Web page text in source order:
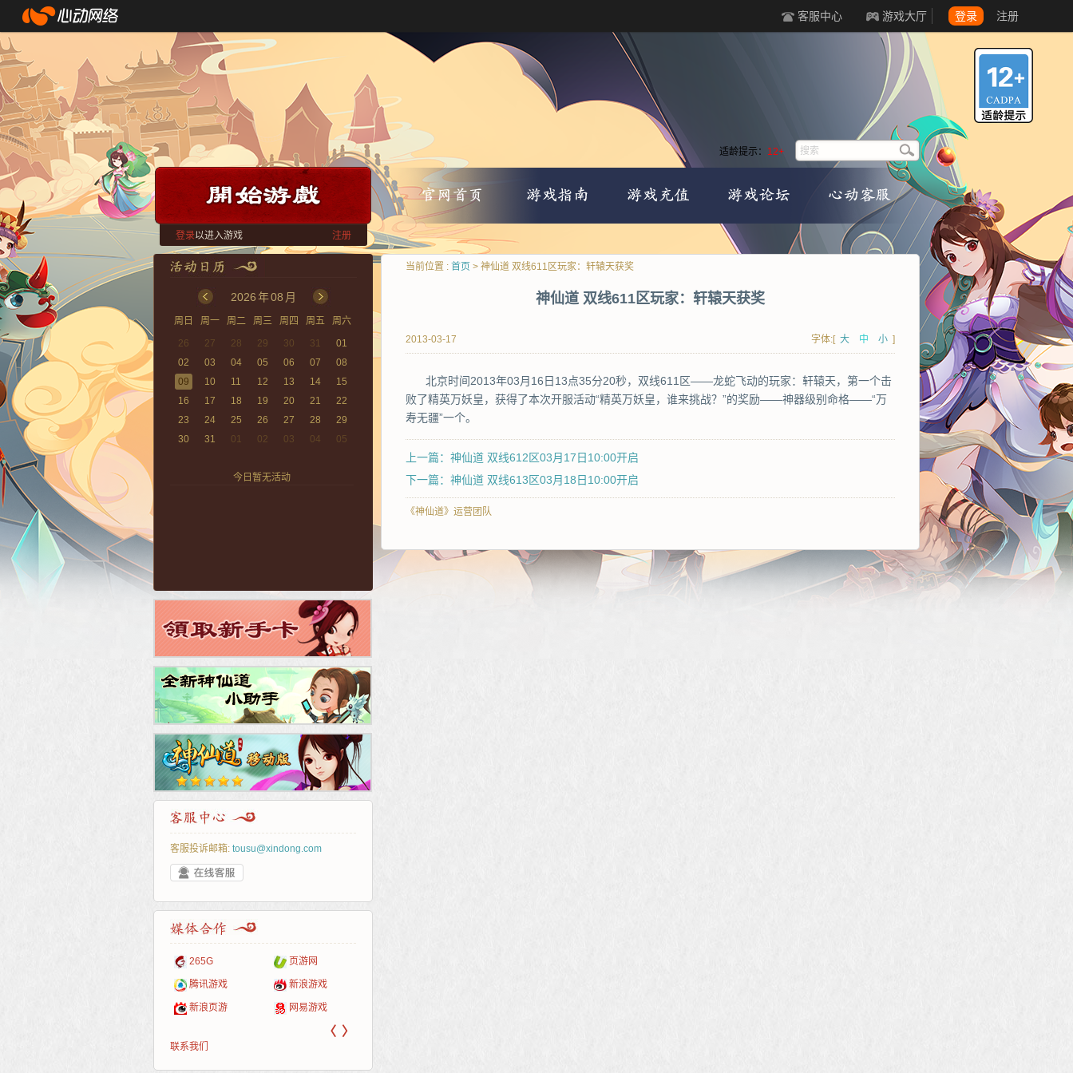
客服中心 游戏大厅 登录 注册
登录以进入游戏 注册
适龄提示： 12+
2026年08 月
周日 周一 周二 周三 周四 周五
周六
26
27 28 29 30 31
01
02
03 04 05 06 07
08
09
10 11 12 13 14
15
16
17 18 19 20 21
22
23
24 25 26 27 28
29
30
31 01 02 03 04 05
今日暂无活动
客服投诉邮箱: tousu@xindong.com
265G 页游网
腾讯游戏 新浪游戏
新浪页游 网易游戏
〈 〉
联系我们
当前位置 : 首页 > 神仙道 双线611区玩家：轩辕天获奖
神仙道 双线611区玩家：轩辕天获奖
2013-03-17 字体:[ 大 中 小 ]
北京时间2013年03月16日13点35分20秒，双线611区——龙蛇飞动的玩家：轩辕天，第一个击
败了精英万妖皇，获得了本次开服活动“精英万妖皇，谁来挑战？”的奖励——神器级别命格——“万
寿无疆”一个。
上一篇：神仙道 双线612区03月17日10:00开启
下一篇：神仙道 双线613区03月18日10:00开启
《神仙道》运营团队